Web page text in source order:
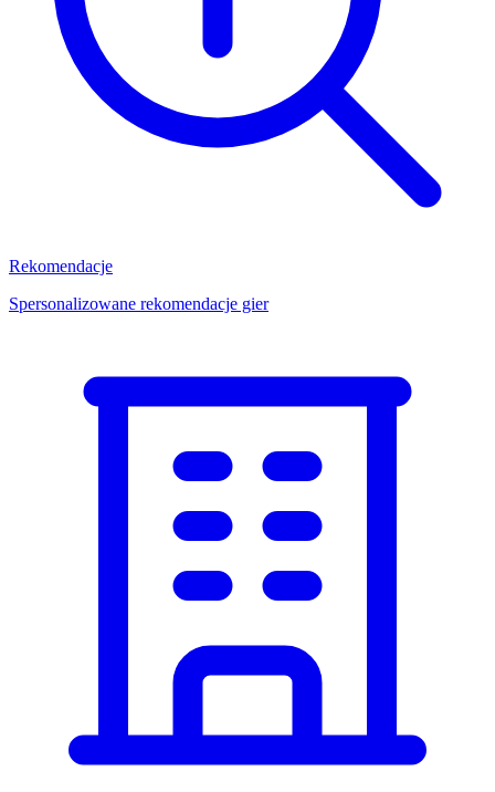
Rekomendacje
Spersonalizowane rekomendacje gier